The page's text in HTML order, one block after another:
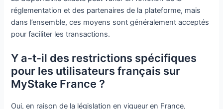
réglementation et des partenaires de la plateforme, mais
dans l’ensemble, ces moyens sont généralement acceptés
pour faciliter les transactions.
Y a-t-il des restrictions spécifiques
pour les utilisateurs français sur
MyStake France ?
Oui, en raison de la législation en vigueur en France,